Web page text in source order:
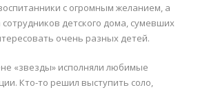
с огромным желанием, а
сотрудников детского дома, сумевших
очень разных детей.
«звезды» исполняли любимые
Кто-то решил выступить соло,